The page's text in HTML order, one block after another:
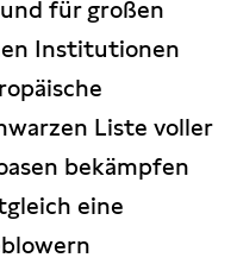
für großen
Institutionen
Liste voller
bekämpfen
eine